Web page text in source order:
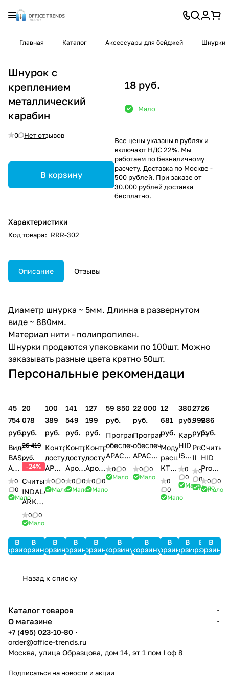
Главная Каталог Аксессуары для бейджей Шнурки
Шнурок с
креплением
металлический
карабин
0 Нет отзывов
В корзину
Характеристики
Код товара: RRR-302
18 руб.
Мало
Все цены указаны в рублях и
включают НДС 22%. Мы
работаем по безналичному
расчету. Доставка по Москве -
500 рублей. При заказе от
30.000 рублей доставка
бесплатно.
Описание Отзывы
Диаметр шнурка ~ 5мм. Длинна в развернутом
виде ~ 880мм.
Материал нити - полипропилен.
Шнурки продаются упаковками по 100шт. Можно
заказывать разные цвета кратно 50шт.
Персональные рекомендаци
45
754
руб.
Видеодомофон
BAS
AF-
070
0
Мало
В
корзину
20
078
руб.
26 419
руб.
-24%
Считыватель
INDALA
ARK-
501HD
PinProx
0
0
Мало
В
корзину
100
389
руб.
Контроллер
доступа
APOLLO
AIM-
4SL
0
0
Мало
В
корзину
141
549
руб.
Контроллер
доступа
Apollo
AAN-
100
0
0
Мало
В
корзину
127
199
руб.
Контроллер
доступа
Apollo
AAN-
32N
0
0
Мало
В
корзину
59 850
руб.
Программное
обеспечение
APACS
3000
Std-
SRV
0
0
Мало
В
корзину
22 000
руб.
Программное
обеспечение
APACS
3000
Light-
0
0
Мало
В
корзину
12
681
руб.
Модуль
расширения
KT-
PC4108
0
0
Мало
В
корзину
380
руб.
Карта
HID
ISOProx
II
1386
0
0
Мало
В
корзину
27
992
руб.
ProxPro
II
0
0
Мало
В
корзину
26
986
руб.
HID
Prox-
карт
0
0
Мало
В
корзину
Назад к списку
Каталог товаров
О магазине
+7 (495) 023-10-80
order@office-trends.ru
Москва, улица Образцова, дом 14, эт 1 пом I оф 8
Подписаться на новости и акции